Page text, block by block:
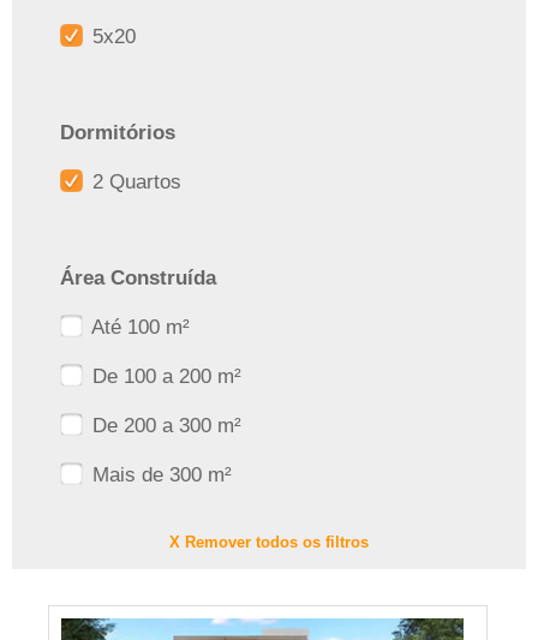
5x20
Dormitórios
2 Quartos
Área Construída
Até 100 m²
De 100 a 200 m²
De 200 a 300 m²
Mais de 300 m²
X Remover todos os filtros